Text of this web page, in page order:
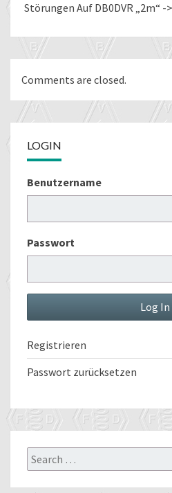
Störungen Auf DB0DVR „2m“
Comments are closed.
LOGIN
Benutzername
Passwort
Registrieren
Passwort zurücksetzen
Search
for: